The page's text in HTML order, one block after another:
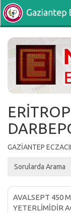
GAZİANTEP
Sorularda Arama
AVALSEPT 450
YETERLİMİDİR